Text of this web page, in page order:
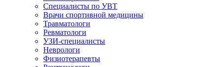
Специалисты по УВТ
Врачи спортивной медицины
Травматологи
Ревматологи
УЗИ-специалисты
Неврологи
Физиотерапевты